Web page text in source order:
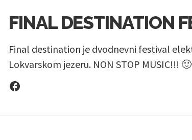
FINAL DESTINATION
Final destination je dvodnevni festival
Lokvarskom jezeru. NON STOP MUSIC!!! 🙂